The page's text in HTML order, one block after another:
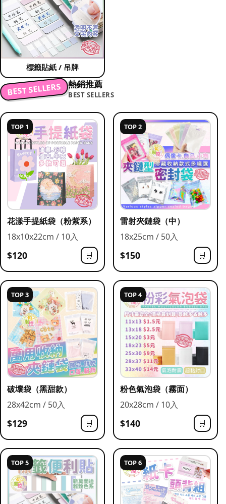
標籤貼紙 / 吊牌
BEST SELLERS 熱銷推薦
BEST SELLERS
TOP 1
花漾手提紙袋（粉紫系）
18x10x22cm / 10入
$120 🛒
TOP 2
雷射夾鏈袋（中）
18x25cm / 50入
$150 🛒
TOP 3
破壞袋（黑甜款）
28x42cm / 50入
$129 🛒
TOP 4
粉色氣泡袋（霧面）
20x28cm / 10入
$140 🛒
TOP 5 TOP 6